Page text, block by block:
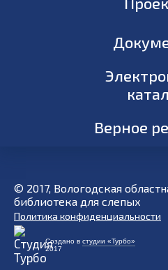
Верное
© 2017, Вологодская
библиотека для слепых
Политика конфиденциальности
Создано в студии «Турбо»
2017